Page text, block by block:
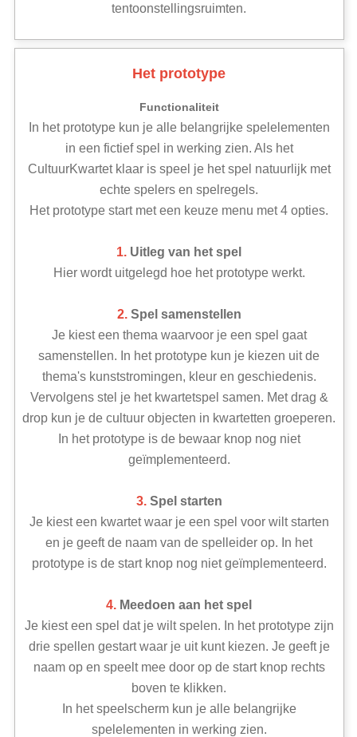
tentoonstellingsruimten.
Het prototype
Functionaliteit
In het prototype kun je alle belangrijke spelelementen
in een fictief spel in werking zien. Als het
CultuurKwartet klaar is speel je het spel natuurlijk met
echte spelers en spelregels.
Het prototype start met een keuze menu met 4 opties.
1. Uitleg van het spel
Hier wordt uitgelegd hoe het prototype werkt.
2. Spel samenstellen
Je kiest een thema waarvoor je een spel gaat
samenstellen. In het prototype kun je kiezen uit de
thema's kunststromingen, kleur en geschiedenis.
Vervolgens stel je het kwartetspel samen. Met drag &
drop kun je de cultuur objecten in kwartetten groeperen.
In het prototype is de bewaar knop nog niet
geïmplementeerd.
3. Spel starten
Je kiest een kwartet waar je een spel voor wilt starten
en je geeft de naam van de spelleider op. In het
prototype is de start knop nog niet geïmplementeerd.
4. Meedoen aan het spel
Je kiest een spel dat je wilt spelen. In het prototype zijn
drie spellen gestart waar je uit kunt kiezen. Je geeft je
naam op en speelt mee door op de start knop rechts
boven te klikken.
In het speelscherm kun je alle belangrijke
spelelementen in werking zien.